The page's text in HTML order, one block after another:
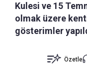
Kulesi ve 15
olmak üzere
gösterimler
Özetle